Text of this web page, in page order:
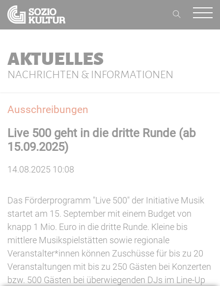
AKTUELLES
NACHRICHTEN & INFORMATIONEN
Ausschreibungen
Live 500 geht in die dritte Runde (ab
15.09.2025)
14.08.2025 10:08
Das Förderprogramm "Live 500" der Initiative Musik
startet am 15. September mit einem Budget von
knapp 1 Mio. Euro in die dritte Runde. Kleine bis
mittlere Musikspielstätten sowie regionale
Veranstalter*innen können Zuschüsse für bis zu 20
Veranstaltungen mit bis zu 250 Gästen bei Konzerten
bzw. 500 Gästen bei überwiegenden DJs im Line-Up